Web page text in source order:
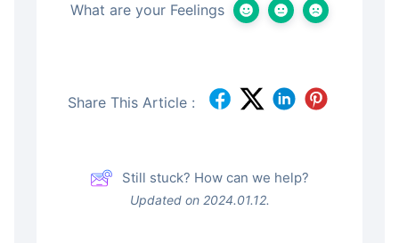
What are your Feelings
Share This Article :
Still stuck? How can we help?
Updated on 2024.01.12.